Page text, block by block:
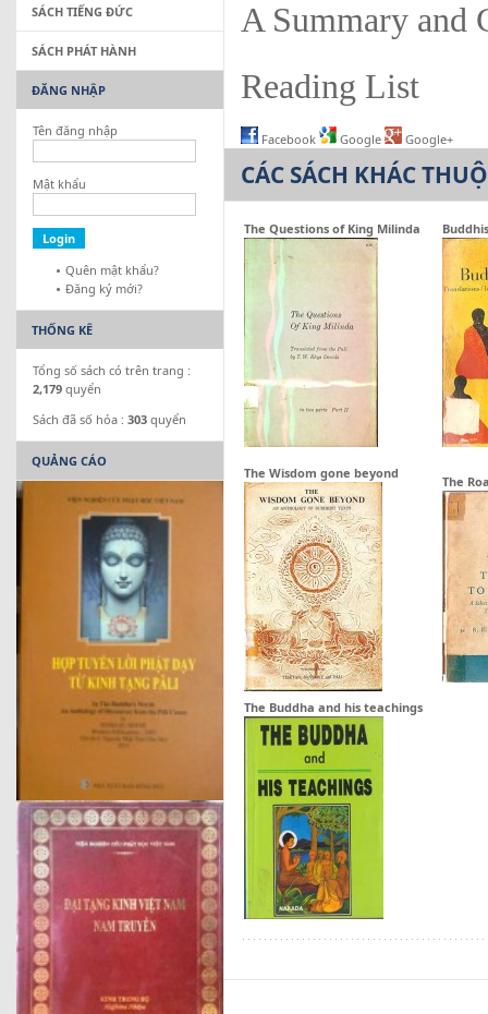
A Summary and
Reading List
Facebook Google Google+
CÁC SÁCH KHÁC
The Questions of King Milinda
The Wisdom gone beyond
The
The Buddha and his teachings
SÁCH TIẾNG ĐỨC
SÁCH PHÁT HÀNH
ĐĂNG NHẬP
Tên đăng nhập
Mật khẩu
Quên mật khẩu?
Đăng ký mới?
THỐNG KÊ
Tổng số sách có trên trang :
2,179 quyển
Sách đã số hóa : 303 quyển
QUẢNG CÁO